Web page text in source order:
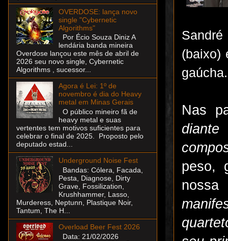
(baixo)
gaúcha.
Nas
peso,
nossa
OVERDOSE: lança novo
single "Cybernetic
Algorithms"
Por Écio Souza Diniz A
lendária banda mineira
Overdose lançou este mês de abril de
2026 seu novo single, Cybernetic
Algorithms , sucessor...
Agora é Lei: 1º de
novembro é dia do Heavy
metal em Minas Gerais
O público mineiro fã de
heavy metal e suas
vertentes tem motivos suficientes para
celebrar o final de 2025. Proposto pelo
deputado estad...
Underground Noise Fest
Bandas: Cólera, Facada,
Pesta, Diagnose, Dirty
Grave, Fossilization,
Krushhammer, Lasso,
Murderess, Neptunn, Plastique Noir,
Tantum, The H...
Overload Beer Fest 2026
Data: 21/02/2026